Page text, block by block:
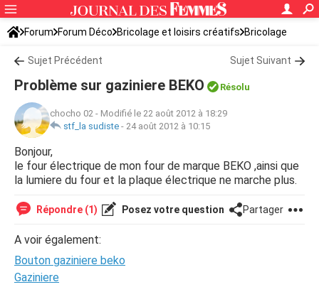
Forum Forum Déco Bricolage et loisirs créatifs Bricolage
Sujet Précédent Sujet Suivant
Problème sur gaziniere BEKO Résolu
chocho 02 - Modifié le 22 août 2012 à 18:29
stf_la sudiste - 24 août 2012 à 10:15
Bonjour,
le four électrique de mon four de marque BEKO ,ainsi que
la lumiere du four et la plaque électrique ne marche plus.
Répondre (1) Posez votre question Partager
A voir également:
Bouton gaziniere beko
Gaziniere